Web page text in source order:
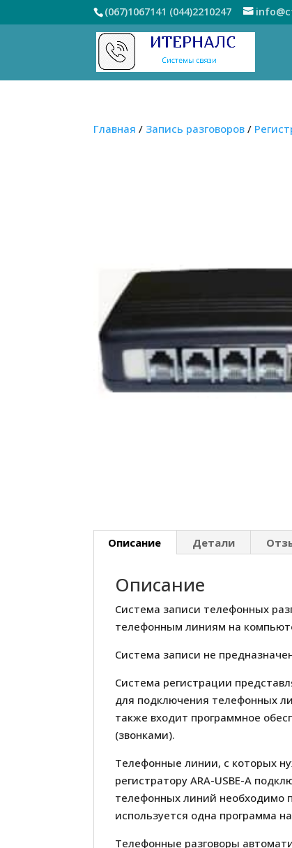
(067)1067141 (044)2210247
Главная / Запись разговоров /
Описание Детали
Описание
Система записи телефонных
телефонным линиям на
Система записи не
Система регистрации
для подключения телефонных
также входит программное
(звонками).
Телефонные линии, с которых
регистратору ARA-USBE-A
телефонных линий необходимо
используется одна программа
Телефонные разговоры